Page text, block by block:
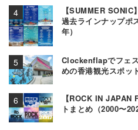
【SUMMER
過去ラインナップポ
年）
Clockenflapでフェ
めの香港観光スポッ
【ROCK IN JAPAN
トまとめ（2000〜